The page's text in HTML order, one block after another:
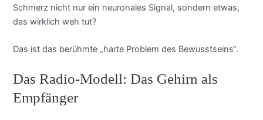
Schmerz nicht nur ein neuronales Signal, sondern etwas,
das wirklich weh tut?
Das ist das berühmte „harte Problem des Bewusstseins“.
Das Radio-Modell: Das Gehirn als
Empfänger